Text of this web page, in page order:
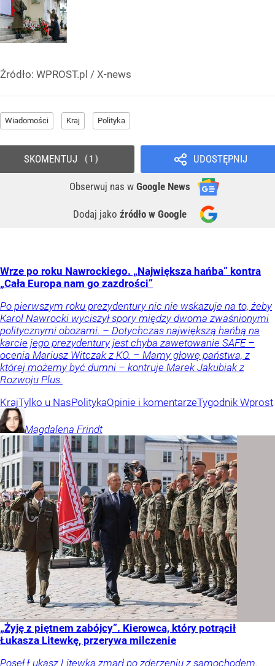
Źródło: WPROST.pl / X-news
Wiadomości Kraj Polityka
UDOSTĘPNIJ
Obserwuj nas w Google News
Dodaj jako źródło w Google
SKOMENTUJ 1
Wrze po roku Nawrockiego. „Największa hańba” kontra
„Cała Europa nam go zazdrości”
Po pierwszym roku prezydentury nic nie wskazuje na to, żeby
Karol Nawrocki wyciszył spory między dwoma zwaśnionymi
politycznymi obozami. – Dotychczas największą hańbą na
karcie jego prezydentury jest chyba zawetowanie SAFE –
ocenia Mariusz Witczak z KO. – Mamy głowę państwa, z
której możemy być dumni – kontruje Marek Jakubiak z
Rozwoju Plus.
KrajTylko u NasPolitykaOpinie i komentarzeTygodnik Wprost
Magdalena Frindt
„Żyję z piętnem zabójcy”. Kierowca, który potrącił
Łukasza Litewkę, przerywa milczenie
Poseł Łukasz Litewka zmarł po zderzeniu z samochodem.